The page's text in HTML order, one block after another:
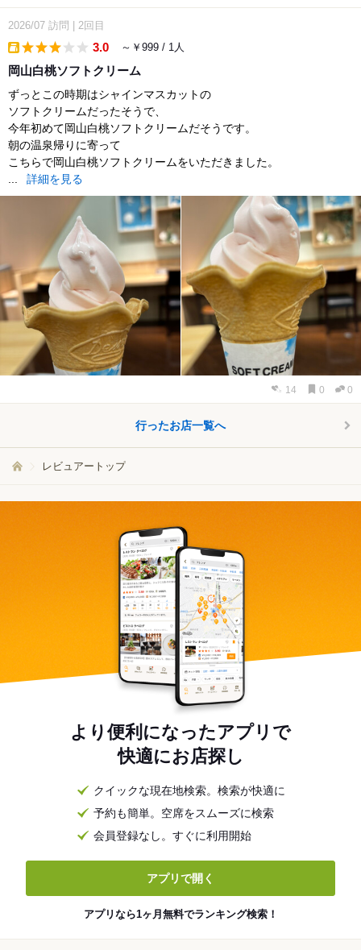
2026/07 訪問 2回目
3.0 ～￥999 / 1人
岡山白桃ソフトクリーム
ずっとこの時期はシャインマスカットの
ソフトクリームだったそうで、
今年初めて岡山白桃ソフトクリームだそうです。
朝の温泉帰りに寄って
こちらで岡山白桃ソフトクリームをいただきました。
詳細を見る
14 0 0
行ったお店一覧へ
レビュアートップ
より便利になったアプリで
快適にお店探し
クイックな現在地検索。検索が快適に
予約も簡単。空席をスムーズに検索
会員登録なし。すぐに利用開始
アプリで開く
アプリなら1ヶ月無料でランキング検索！